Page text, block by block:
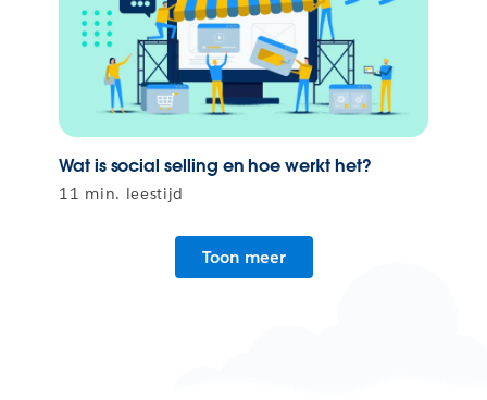
Wat is social selling en hoe werkt het?
11 min. leestijd
Toon meer